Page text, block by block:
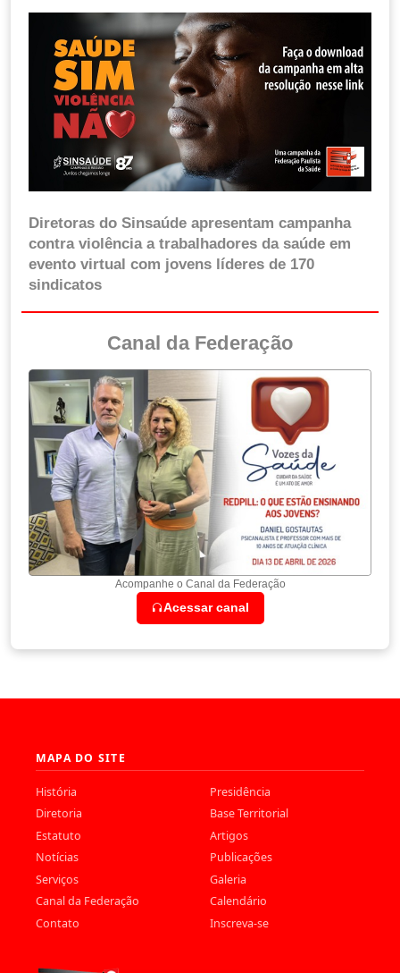
Diretoras do Sinsaúde apresentam campanha
contra violência a trabalhadores da saúde em
evento virtual com jovens líderes de 170
sindicatos
Canal da Federação
Acompanhe o Canal da Federação
Acessar canal
MAPA DO SITE
História
Presidência
Diretoria
Base Territorial
Estatuto
Artigos
Notícias
Publicações
Serviços
Galeria
Canal da Federação
Calendário
Contato
Inscreva-se